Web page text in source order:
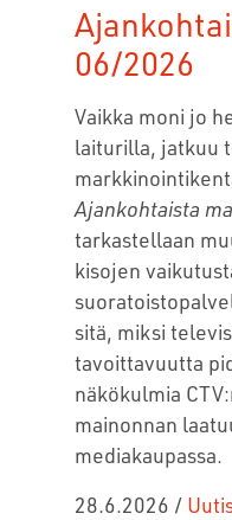
06/2026
Vaikka moni jo
laiturilla, jatkuu
Ajankohtaista
tarkastellaan
kisojen
sitä, miksi
tavoittavuutta
näkökulmia
mainonnan
mediakaupassa.
28.6.2026 /